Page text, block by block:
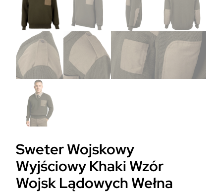
Sweter Wojskowy
Wyjściowy Khaki Wzór
Wojsk Lądowych Wełna